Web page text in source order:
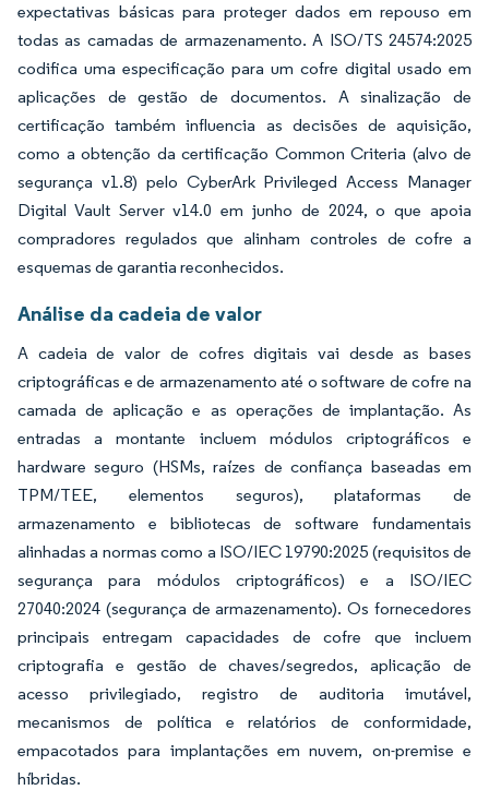
expectativas básicas para proteger dados em repouso em
todas as camadas de armazenamento. A ISO/TS 24574:2025
codifica uma especificação para um cofre digital usado em
aplicações de gestão de documentos. A sinalização de
certificação também influencia as decisões de aquisição,
como a obtenção da certificação Common Criteria (alvo de
segurança v1.8) pelo CyberArk Privileged Access Manager
Digital Vault Server v14.0 em junho de 2024, o que apoia
compradores regulados que alinham controles de cofre a
esquemas de garantia reconhecidos.
Análise da cadeia de valor
A cadeia de valor de cofres digitais vai desde as bases
criptográficas e de armazenamento até o software de cofre na
camada de aplicação e as operações de implantação. As
entradas a montante incluem módulos criptográficos e
hardware seguro (HSMs, raízes de confiança baseadas em
TPM/TEE, elementos seguros), plataformas de
armazenamento e bibliotecas de software fundamentais
alinhadas a normas como a ISO/IEC 19790:2025 (requisitos de
segurança para módulos criptográficos) e a ISO/IEC
27040:2024 (segurança de armazenamento). Os fornecedores
principais entregam capacidades de cofre que incluem
criptografia e gestão de chaves/segredos, aplicação de
acesso privilegiado, registro de auditoria imutável,
mecanismos de política e relatórios de conformidade,
empacotados para implantações em nuvem, on-premise e
híbridas.